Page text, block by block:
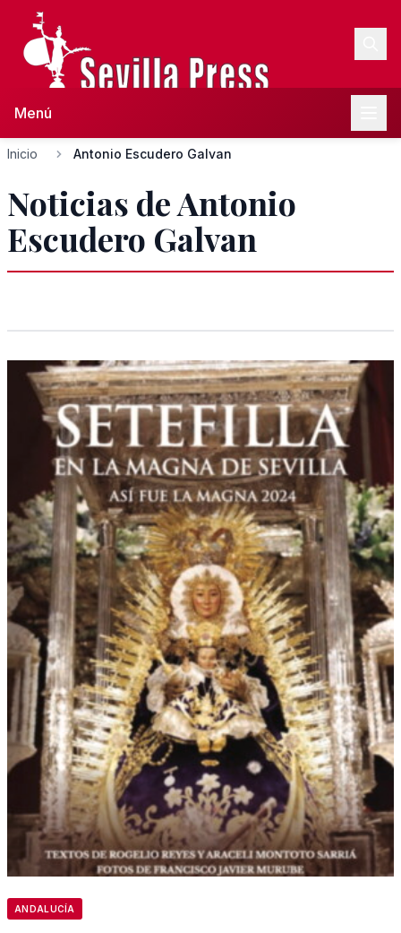
Menú
Inicio Antonio Escudero Galvan
Noticias de Antonio
Escudero Galvan
ANDALUCÍA